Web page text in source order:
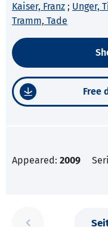
Kaiser, Franz ; Unger,
Tramm, Tade
Free
Appeared: 2009